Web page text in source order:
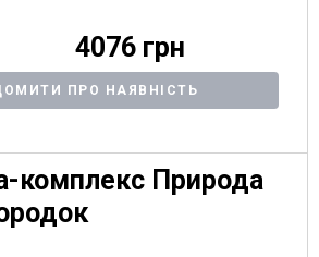
4076 грн
ПРО НАЯВНІСТЬ
комплекс Природа